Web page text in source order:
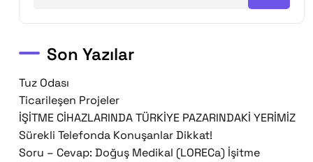
Son Yazılar
Tuz Odası
Ticarileşen Projeler
İŞİTME CİHAZLARINDA TÜRKİYE PAZARINDAKİ YERİMİZ
Sürekli Telefonda Konuşanlar Dikkat!
Soru – Cevap: Doğuş Medikal (LORECa) İşitme